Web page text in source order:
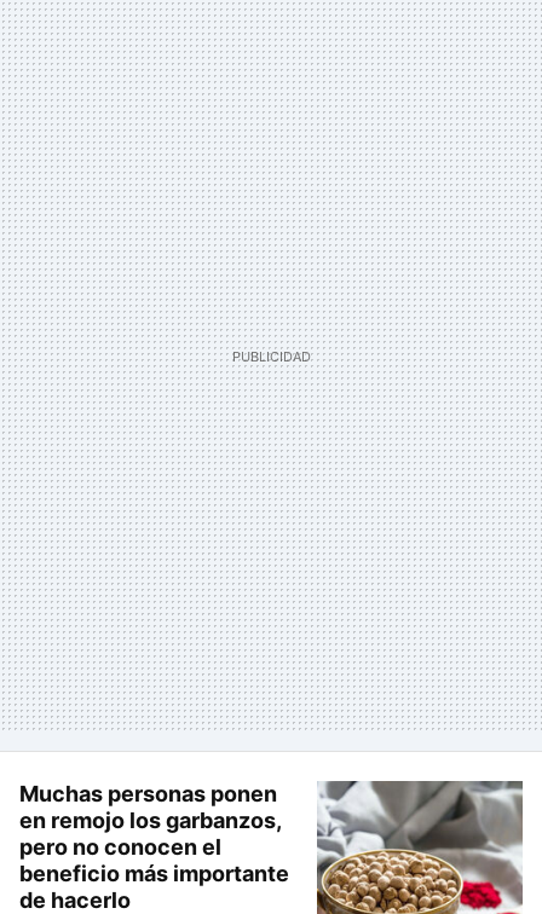
Muchas personas ponen
en remojo los garbanzos,
pero no conocen el
beneficio más importante
de hacerlo